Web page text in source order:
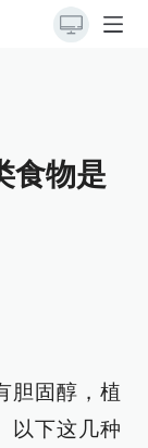
食物是
胆固醇，植
以下这几种